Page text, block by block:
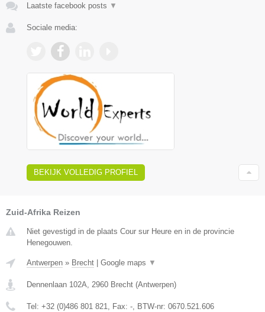
Laatste facebook posts ▼
Sociale media:
BEKIJK VOLLEDIG PROFIEL
Zuid-Afrika Reizen
Niet gevestigd in de plaats Cour sur Heure en in de provincie
Henegouwen.
Antwerpen » Brecht Google maps ▼
Dennenlaan 102A 2960 Brecht (Antwerpen)
Tel: +32 (0)486 801 821 , Fax: - , BTW-nr: 0670.521.606